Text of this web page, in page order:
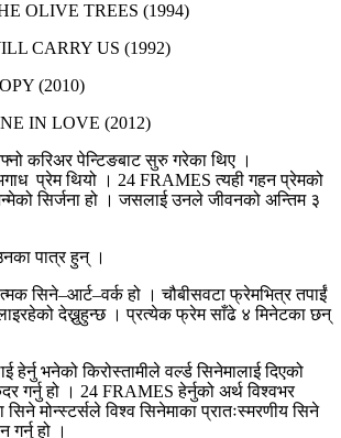
OLIVE TREES (1994)
CARRY US (1992)
(2010)
IN LOVE (2012)
करिअर पेन्टिङबाट सुरु गरेका थिए ।
प्रेम थियो । 24 FRAMES त्यही गहन प्रेमको
सिर्जना हो । जसलाई उनले जीवनको अन्तिम ३
पात्र हुन् ।
सिने–आर्ट–वर्क हो । चौबीसवटा फ्रेमभित्र तपाईं
देख्नुहुन्छ । प्रत्येक फ्रेम साँढे ४ मिनेटका छन्
हेर्नु भनेको किरोस्तामीले वर्ल्ड सिनेमालाई दिएको
गर्नु हो । 24 FRAMES हेर्नुको अर्थ विश्वभर
सिने मोन्स्टर्सले विश्व सिनेमाका प्रातःस्मरणीय सिने
गर्नु हो ।